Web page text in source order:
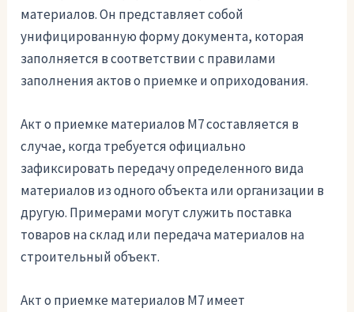
материалов. Он представляет собой
унифицированную форму документа, которая
заполняется в соответствии с правилами
заполнения актов о приемке и оприходования.
Акт о приемке материалов М7 составляется в
случае, когда требуется официально
зафиксировать передачу определенного вида
материалов из одного объекта или организации в
другую. Примерами могут служить поставка
товаров на склад или передача материалов на
строительный объект.
Акт о приемке материалов М7 имеет